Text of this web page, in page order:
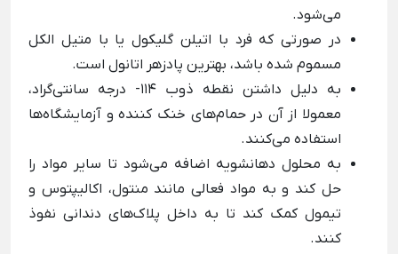
می‌شود.
در صورتی که فرد با اتیلن گلیکول یا با متیل الکل
مسموم شده باشد، بهترین پادزهر اتانول است.
به دلیل داشتن نقطه ذوب 114- درجه سانتی‌گراد،
معمولا از آن در حمام‌های خنک کننده و آزمایشگاه‌ها
استفاده می‌کنند.
به محلول دهانشویه اضافه می‌شود تا سایر مواد را
حل کند و به مواد فعالی مانند منتول، اکالیپتوس و
تیمول کمک کند تا به داخل پلاک‌های دندانی نفوذ
کنند.